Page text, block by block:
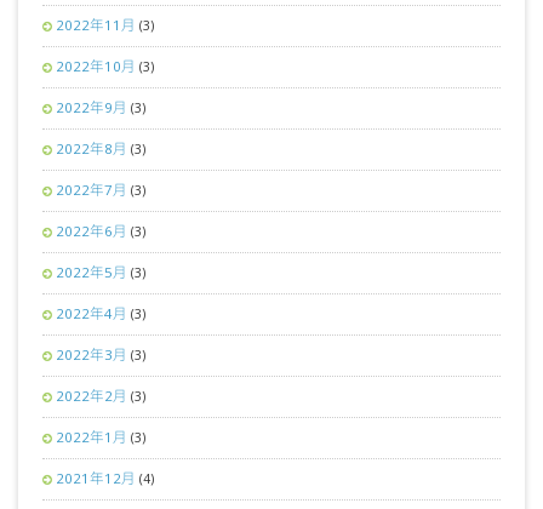
2022年11月 (3)
2022年10月 (3)
2022年9月 (3)
2022年8月 (3)
2022年7月 (3)
2022年6月 (3)
2022年5月 (3)
2022年4月 (3)
2022年3月 (3)
2022年2月 (3)
2022年1月 (3)
2021年12月 (4)